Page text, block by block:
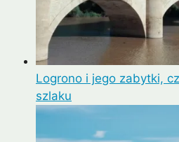
Logrono i jego zabytki,
szlaku